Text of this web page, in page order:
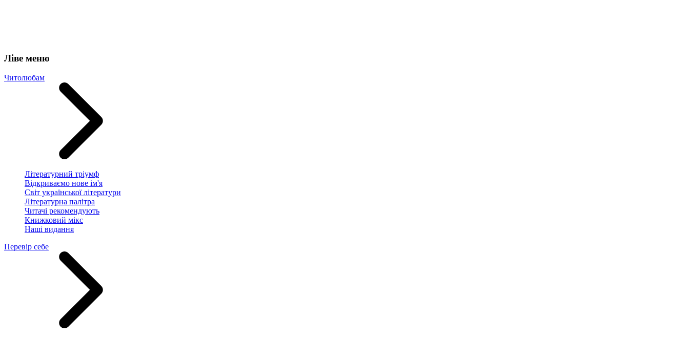
Ліве меню
Читолюбам
Літературний тріумф
Відкриваємо нове ім'я
Світ української літератури
Літературна палітра
Читачі рекомендують
Книжковий мікс
Наші видання
Перевір себе